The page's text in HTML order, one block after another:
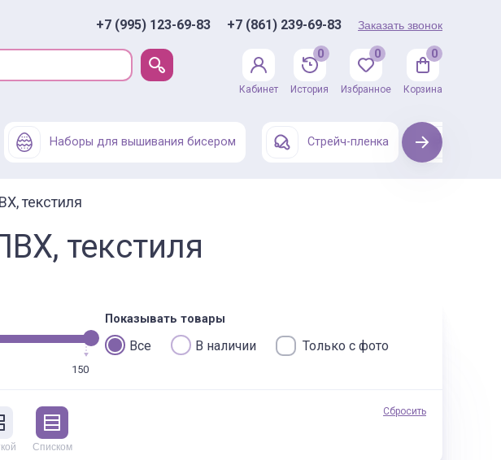
+7 (995) 123-69-83 +7 (861) 239-69-83 Заказать звонок
Кабинет
0
История
0
Избранное
0
Корзина
Наборы для вышивания бисером Стрейч-пленка Next
текстиля
текстиля
150
Показывать товары
Все В наличии Только с фото
Списком
Сбросить